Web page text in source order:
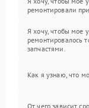
ремонтировали
Я хочу, чтобы мое
ремонтировалось
запчастями.
Как я узнаю, что
От чего зависит